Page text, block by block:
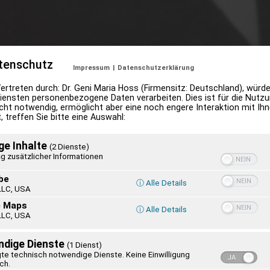
–
in Bad Lippspringe
Gedenkfeier am 8. September 2018
in Bad Lippspringe
Gertraud von Bullion (1891 – 1930) wohnte während
1921 im Haus in der Bielefelder Straße 12. Am 6. Juni
Erinnerung angebracht. Ihre bleibende Bedeutung
für die Frauenbewegung von Schönstatt. Im Lauf der
Impressum | Datenschutzerklärung
durch: Dr. Geni Maria Hoss (Firmensitz: Deutschland),
personenbezogene Daten verarbeiten. Dies ist für die
notwendig, ermöglicht aber eine noch engere Interaktion mit
treffen Sie bitte eine Auswahl:
Inhalte (2 Dienste)
zusätzlicher Informationen
USA
ⓘ Alle Details
Maps
USA
ⓘ Alle Details
Dienste (1 Dienst)
technisch notwendige Dienste. Keine Einwilligung